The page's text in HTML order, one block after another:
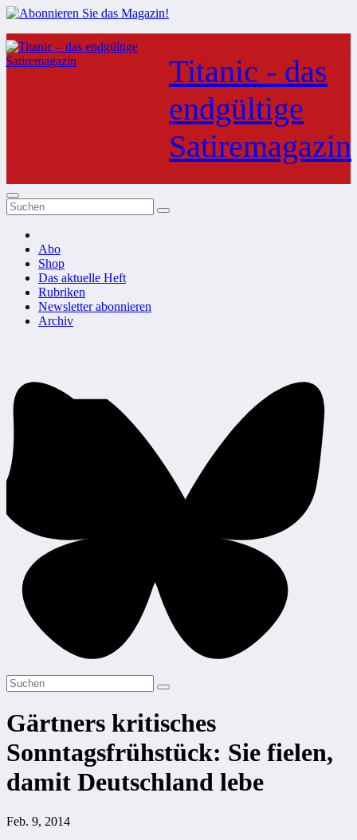
Zum
Inhalt
springen
Titanic - das
endgültige
Satiremagazin
Abo
Shop
Das aktuelle Heft
Rubriken
Newsletter abonnieren
Archiv
Gärtners kritisches
Sonntagsfrühstück: Sie fielen,
damit Deutschland lebe
Feb. 9, 2014